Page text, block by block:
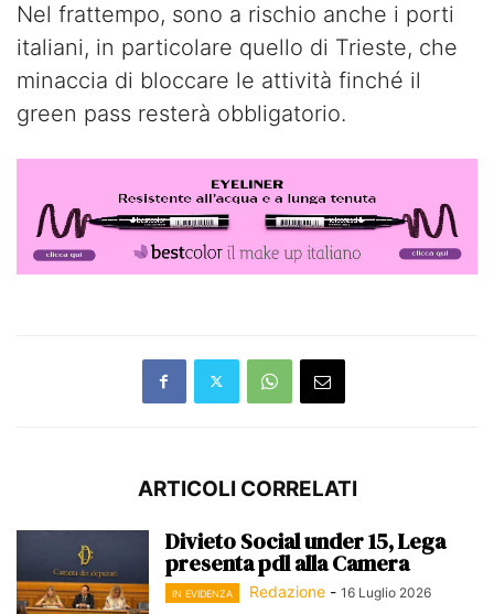
Nel frattempo, sono a rischio anche i porti
italiani, in particolare quello di Trieste, che
minaccia di bloccare le attività finché il
green pass resterà obbligatorio.
ARTICOLI CORRELATI
Divieto Social under 15, Lega
presenta pdl alla Camera
IN EVIDENZA Redazione - 16 Luglio 2026